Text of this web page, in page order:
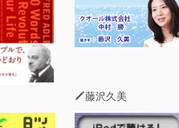
藤沢久美